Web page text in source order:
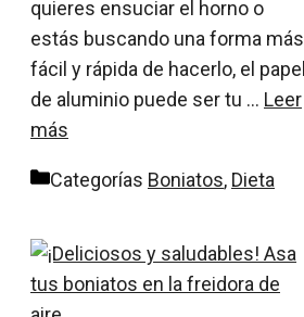
quieres ensuciar el horno o
estás buscando una forma más
fácil y rápida de hacerlo, el papel
de aluminio puede ser tu … Leer
más
Categorías Boniatos, Dieta